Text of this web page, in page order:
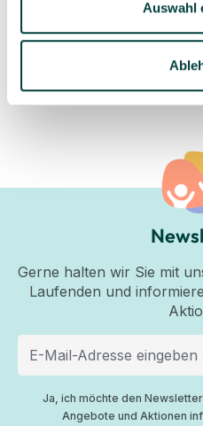
Auswahl
(0,92 €* / 1
Gerne halten wir Sie mit
Laufenden und
Ja, ich möchte den
Angebote und Aktionen